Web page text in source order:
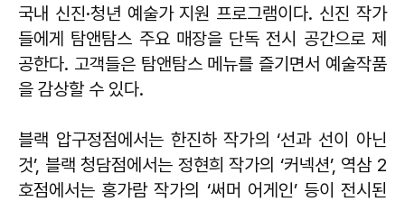
국내 신진·청년 예술가 지원 프로그램이다. 신진 작가
들에게 탐앤탐스 주요 매장을 단독 전시 공간으로 제
공한다. 고객들은 탐앤탐스 메뉴를 즐기면서 예술작품
을 감상할 수 있다.
블랙 압구정점에서는 한진하 작가의 ‘선과 선이 아닌
것’, 블랙 청담점에서는 정현희 작가의 ‘커넥션’, 역삼 2
호점에서는 홍가람 작가의 ‘써머 어게인’ 등이 전시된